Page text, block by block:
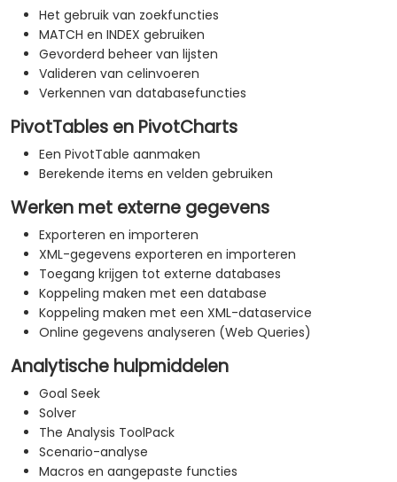
Het gebruik van zoekfuncties
MATCH en INDEX gebruiken
Gevorderd beheer van lijsten
Valideren van celinvoeren
Verkennen van databasefuncties
PivotTables en PivotCharts
Een PivotTable aanmaken
Berekende items en velden gebruiken
Werken met externe gegevens
Exporteren en importeren
XML-gegevens exporteren en importeren
Toegang krijgen tot externe databases
Koppeling maken met een database
Koppeling maken met een XML-dataservice
Online gegevens analyseren (Web Queries)
Analytische hulpmiddelen
Goal Seek
Solver
The Analysis ToolPack
Scenario-analyse
Macros en aangepaste functies